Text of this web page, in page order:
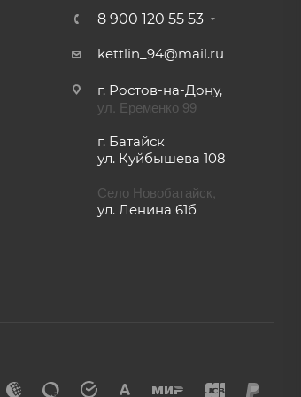
8 900 120 55 53
kettlin_94@mail.ru
г. Ростов-на-Дону,
ул. Еременко 99
г. Батайск
ул. Куйбышева 108
Село Новобатайск,
ул. Ленина 61б